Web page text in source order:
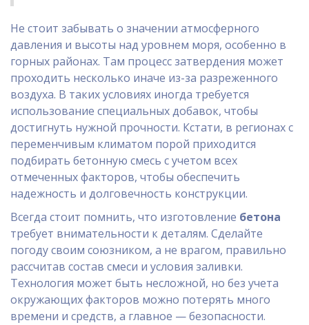
Не стоит забывать о значении атмосферного
давления и высоты над уровнем моря, особенно в
горных районах. Там процесс затвердения может
проходить несколько иначе из-за разреженного
воздуха. В таких условиях иногда требуется
использование специальных добавок, чтобы
достигнуть нужной прочности. Кстати, в регионах с
переменчивым климатом порой приходится
подбирать бетонную смесь с учетом всех
отмеченных факторов, чтобы обеспечить
надежность и долговечность конструкции.
Всегда стоит помнить, что изготовление бетона
требует внимательности к деталям. Сделайте
погоду своим союзником, а не врагом, правильно
рассчитав состав смеси и условия заливки.
Технология может быть несложной, но без учета
окружающих факторов можно потерять много
времени и средств, а главное — безопасности.